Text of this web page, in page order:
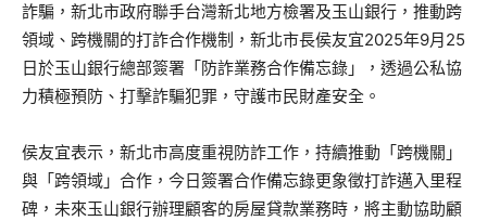
詐騙，新北市政府聯手台灣新北地方檢署及玉山銀行，推動跨
領域、跨機關的打詐合作機制，新北市長侯友宜2025年9月25
日於玉山銀行總部簽署「防詐業務合作備忘錄」，透過公私協
力積極預防、打擊詐騙犯罪，守護市民財產安全。
侯友宜表示，新北市高度重視防詐工作，持續推動「跨機關」
與「跨領域」合作，今日簽署合作備忘錄更象徵打詐邁入里程
碑，未來玉山銀行辦理顧客的房屋貸款業務時，將主動協助顧